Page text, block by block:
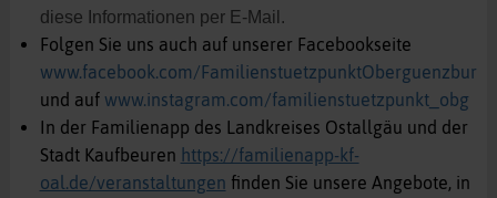
diese Informationen per E-Mail.
Folgen Sie uns auch auf unserer Facebookseite
www.facebook.com/FamilienstuetzpunktOberguenzburg
und auf www.instagram.com/familienstuetzpunkt_obg
In der Familienapp des Landkreises Ostallgäu und der
Stadt Kaufbeuren https://familienapp-kf-
oal.de/veranstaltungen finden Sie unsere Angebote, in